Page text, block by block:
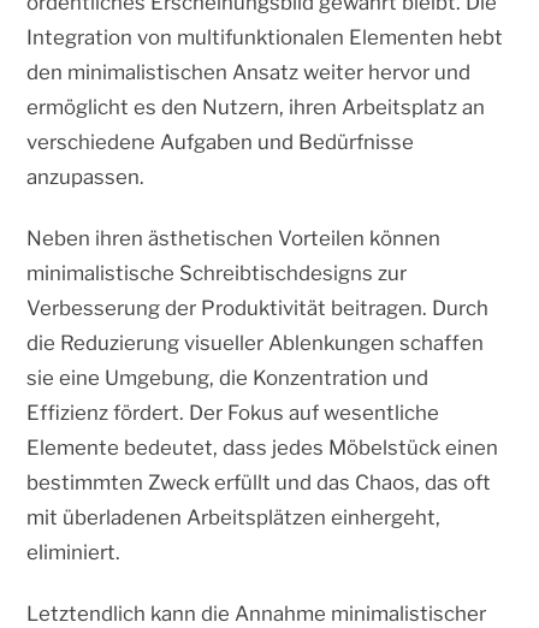
Integration von multifunktionalen Elementen hebt
den minimalistischen Ansatz weiter hervor und
ermöglicht es den Nutzern, ihren Arbeitsplatz an
verschiedene Aufgaben und Bedürfnisse
anzupassen.
Neben ihren ästhetischen Vorteilen können
minimalistische Schreibtischdesigns zur
Verbesserung der Produktivität beitragen. Durch
die Reduzierung visueller Ablenkungen schaffen
sie eine Umgebung, die Konzentration und
Effizienz fördert. Der Fokus auf wesentliche
Elemente bedeutet, dass jedes Möbelstück einen
bestimmten Zweck erfüllt und das Chaos, das oft
mit überladenen Arbeitsplätzen einhergeht,
eliminiert.
Letztendlich kann die Annahme minimalistischer